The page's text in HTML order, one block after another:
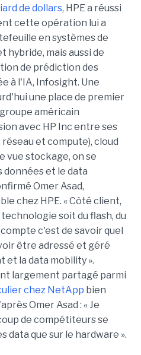
de dollars, HPE a réussi
cette opération lui a
en systèmes de
hybride, mais aussi de
de prédiction des
à l'IA, Infosight. Une
une place de premier
américain
avec HP Inc entre ses
et compute), cloud
vue stockage, on se
données et le data
Omer Asad,
chez HPE. « Côté client,
soit du flash, du
c'est de savoir quel
être adressé et géré
et la data mobility ».
largement partagé parmi
chez NetApp bien
Omer Asad : « Je
de compétiteurs se
data que sur le hardware ».